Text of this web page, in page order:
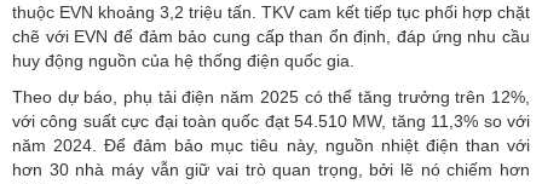
thuộc EVN khoảng 3,2 triệu tấn. TKV cam kết tiếp tục phối hợp chặt
chẽ với EVN để đảm bảo cung cấp than ổn định, đáp ứng nhu cầu
huy động nguồn của hệ thống điện quốc gia.
Theo dự báo, phụ tải điện năm 2025 có thể tăng trưởng trên 12%,
với công suất cực đại toàn quốc đạt 54.510 MW, tăng 11,3% so với
năm 2024. Để đảm bảo mục tiêu này, nguồn nhiệt điện than với
hơn 30 nhà máy vẫn giữ vai trò quan trọng, bởi lẽ nó chiếm hơn